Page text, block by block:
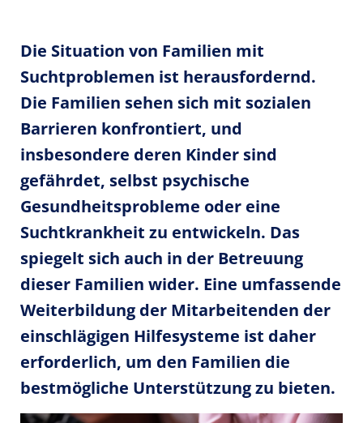
Die Situation von Familien mit
Suchtproblemen ist herausfordernd.
Die Familien sehen sich mit sozialen
Barrieren konfrontiert, und
insbesondere deren Kinder sind
gefährdet, selbst psychische
Gesundheitsprobleme oder eine
Suchtkrankheit zu entwickeln. Das
spiegelt sich auch in der Betreuung
dieser Familien wider. Eine umfassende
Weiterbildung der Mitarbeitenden der
einschlägigen Hilfesysteme ist daher
erforderlich, um den Familien die
bestmögliche Unterstützung zu bieten.